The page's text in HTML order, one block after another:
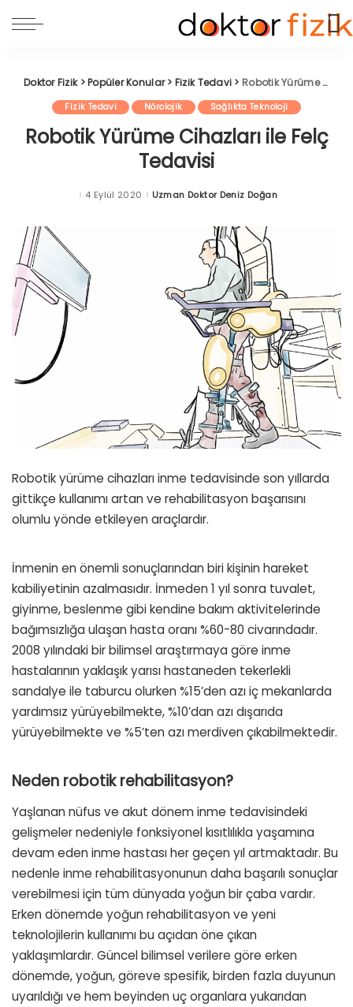
Doktor Fizik>Popüler Konular> Fizik Tedavi > Robotik Yürüme Cihazları ile Felç Tedavisi
Fizik Tedavi Nörolojik Sağlıkta Teknoloji
Robotik Yürüme Cihazları ile Felç
Tedavisi
4 Eylül 2020 Posted
Uzman Doktor Deniz Doğan
Robotik yürüme cihazları inme tedavisinde son yıllarda
gittikçe kullanımı artan ve rehabilitasyon başarısını
olumlu yönde etkileyen araçlardır.
İnmenin en önemli sonuçlarından biri kişinin hareket
kabiliyetinin azalmasıdır. İnmeden 1 yıl sonra tuvalet,
giyinme, beslenme gibi kendine bakım aktivitelerinde
bağımsızlığa ulaşan hasta oranı %60-80 civarındadır.
2008 yılındaki bir bilimsel araştırmaya göre inme
hastalarının yaklaşık yarısı hastaneden tekerlekli
sandalye ile taburcu olurken %15’den azı iç mekanlarda
yardımsız yürüyebilmekte, %10’dan azı dışarıda
yürüyebilmekte ve %5’ten azı merdiven çıkabilmektedir.
Neden robotik rehabilitasyon?
Yaşlanan nüfus ve akut dönem inme tedavisindeki
gelişmeler nedeniyle fonksiyonel kısıtlılıkla yaşamına
devam eden inme hastası her geçen yıl artmaktadır. Bu
nedenle inme rehabilitasyonunun daha başarılı sonuçlar
verebilmesi için tüm dünyada yoğun bir çaba vardır.
Erken dönemde yoğun rehabilitasyon ve yeni
teknolojilerin kullanımı bu açıdan öne çıkan
yaklaşımlardır. Güncel bilimsel verilere göre erken
dönemde, yoğun, göreve spesifik, birden fazla duyunun
uyarıldığı ve hem beyinden uç organlara yukarıdan